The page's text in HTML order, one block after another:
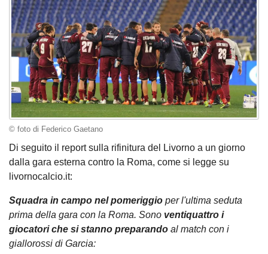
© foto di Federico Gaetano
Di seguito il report sulla rifinitura del Livorno a un giorno
dalla gara esterna contro la Roma, come si legge su
livornocalcio.it:
Squadra in campo nel pomeriggio per l'ultima seduta
prima della gara con la Roma. Sono ventiquattro i
giocatori che si stanno preparando al match con i
giallorossi di Garcia: